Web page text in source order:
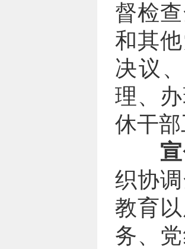
督检
和其
决议
理、
休干
织协
教育
务、